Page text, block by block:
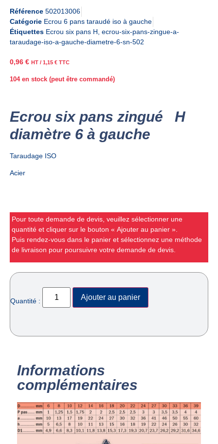
Référence 502013006
Catégorie Ecrou 6 pans taraudé iso à gauche
Étiquettes Ecrou six pans H, ecrou-six-pans-zingue-a-
taraudage-iso-a-gauche-diametre-6-sn-502
0,96 € HT / 1,15 € TTC
104 en stock (peut être commandé)
Ecrou six pans zingué H
diamètre 6 à gauche
Taraudage ISO
Acier
Pour toute demande de devis, veuillez sélectionner une
quantité et cliquer sur le bouton « Ajouter au panier ».
Puis rendez-vous dans le panier et sélectionnez une méthode
de livraison pour poursuivre votre demande de devis.
Quantité : Ajouter au panier
Informations
complémentaires